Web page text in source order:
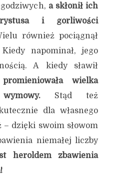
a skłonił ich
i gorliwości
również pociągnął
napominał, jego
A kiedy sławił
wielka
Stąd też
dla własnego
dzięki swoim słowom
niemałej liczby
heroldem zbawienia